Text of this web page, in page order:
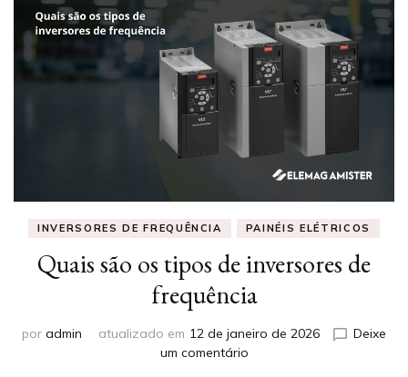
INVERSORES DE FREQUÊNCIA PAINÉIS ELÉTRICOS
Quais são os tipos de inversores de
frequência
por admin atualizado em 12 de janeiro de 2026
Deixe
um comentárioem